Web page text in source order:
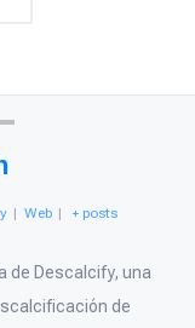
| Web | + posts
de Descalcify, una
de